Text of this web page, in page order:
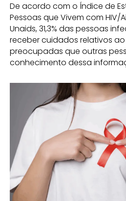
De acordo com o Índice de
Pessoas que Vivem com HIV/
Unaids, 31,3% das pessoas
receber cuidados relativos ao
preocupadas que outras
conhecimento dessa